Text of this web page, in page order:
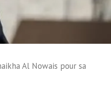
Al Nowais pour sa